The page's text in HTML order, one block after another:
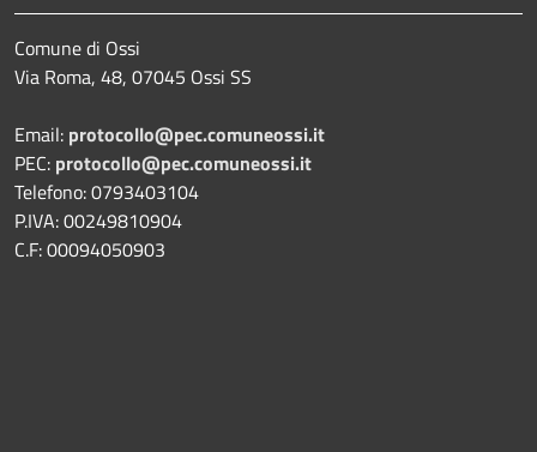
Comune di Ossi
Via Roma, 48, 07045 Ossi SS
Email: protocollo@pec.comuneossi.it
PEC: protocollo@pec.comuneossi.it
Telefono: 0793403104
P.IVA: 00249810904
C.F: 00094050903